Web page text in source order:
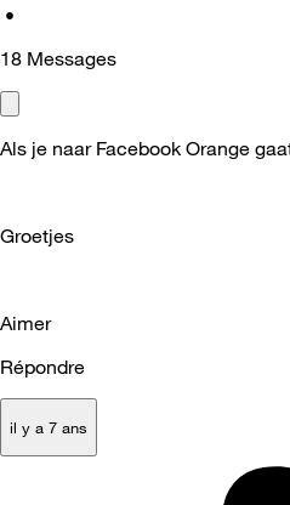
•
18 Messages
Als je naar Facebook Orange
Groetjes
Aimer
Répondre
il y a 7 ans